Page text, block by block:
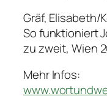
Gräf, Elisabeth/
So funktioniert
zu zweit, Wien
Mehr Infos: